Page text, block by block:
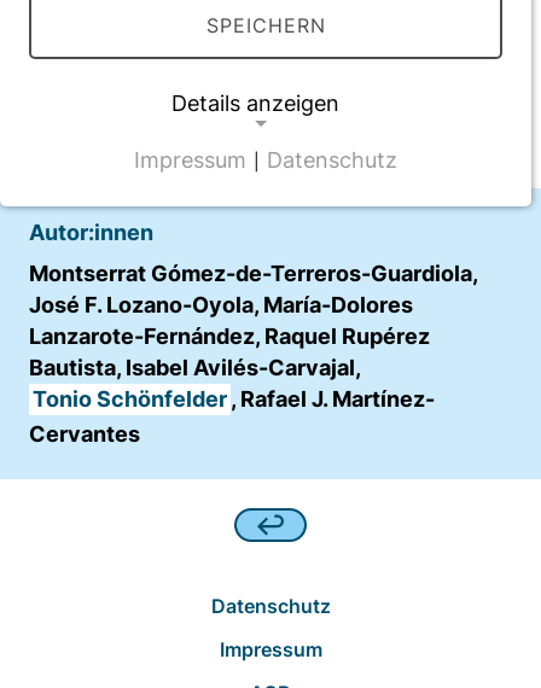
DOI: 10.3390/ijerph16173110
2019
Autor:innen
Montserrat Gómez-de-Terreros-Guardiola,
José F. Lozano-Oyola, María-Dolores
Lanzarote-Fernández, Raquel Rupérez
Bautista, Isabel Avilés-Carvajal,
Tonio Schönfelder, Rafael J. Martínez-
Cervantes
Datenschutz
Impressum
SPEICHERN
Details anzeigen
NOTWENDIGE COOKIES
CMS Cookie
Name:
fe_typo_user
Anbieter:
TYPO3
Zweck:
Frontend Benutzer Identifizierung
Wir werten das Nutzerverhalten mit
Impressum Datenschutz